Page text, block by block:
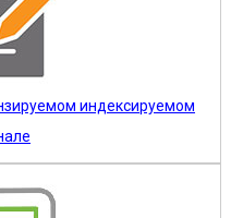
индексируемом